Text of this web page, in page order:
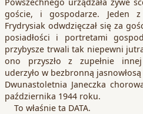
goście, i gospodarze. Jeden z
Frydrysiak odwdzięczał się za
posiadłości i portretami
przybysze trwali tak niepewni
ono przyszło z zupełnie
uderzyło w bezbronną
Dwunastoletnia Janeczka
października 1944 roku.
To właśnie ta DATA.